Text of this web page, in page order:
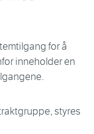
for å
inneholder en
styres